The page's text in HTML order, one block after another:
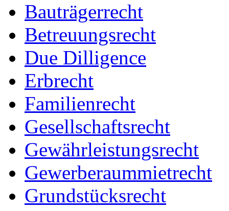
Bauträgerrecht
Betreuungsrecht
Due Dilligence
Erbrecht
Familienrecht
Gesellschaftsrecht
Gewährleistungsrecht
Gewerberaummietrecht
Grundstücksrecht